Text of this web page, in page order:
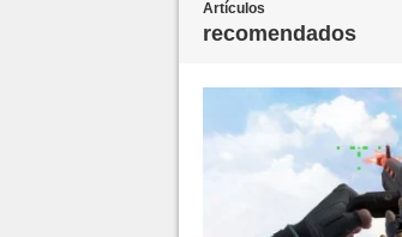
Artículos
recomendados